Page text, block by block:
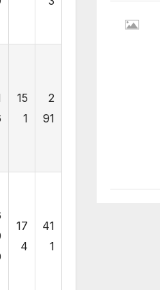
15
1
2
91
17
4
41
1